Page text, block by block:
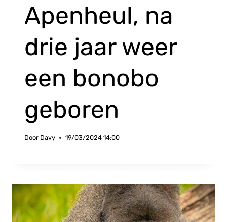
Apenheul, na
drie jaar weer
een bonobo
geboren
Door Davy 19/03/2024 14:00